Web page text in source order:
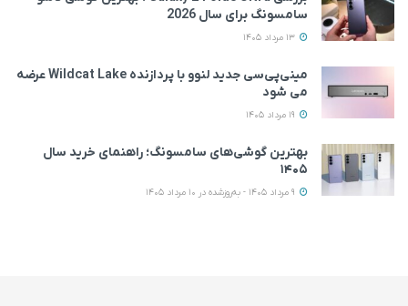
سامسونگ برای سال 2026
مینی‌پی‌سی جدید لنوو با پردازنده Wildcat Lake عرضه
می‌ شود
بهترین گوشی‌های سامسونگ؛ راهنمای خرید سال
۱۴۰۵